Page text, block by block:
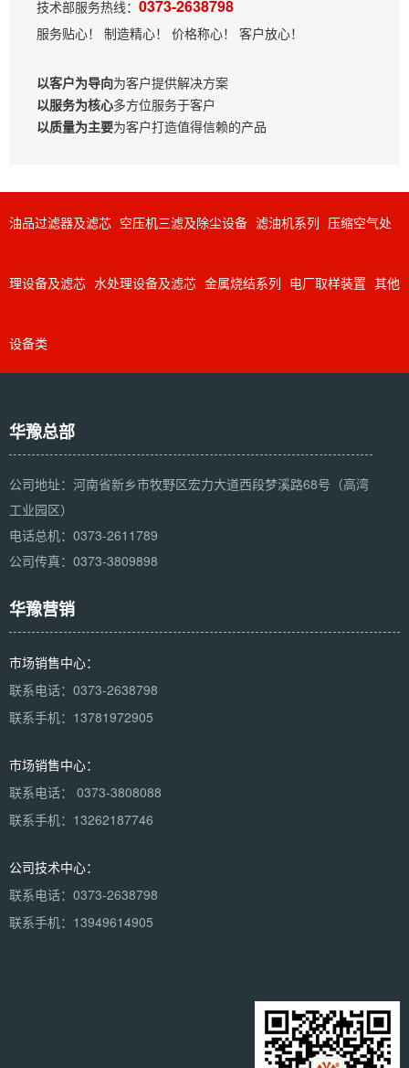
技术部服务热线： 0373-2638798
服务贴心！ 制造精心！ 价格称心！ 客户放心！
以客户为导向为客户提供解决方案
以服务为核心多方位服务于客户
以质量为主要为客户打造值得信赖的产品
油品过滤器及滤芯 空压机三滤及除尘设备 滤油机系列 压缩空气处
理设备及滤芯 水处理设备及滤芯 金属烧结系列 电厂取样装置 其他
设备类
华豫总部
公司地址：河南省新乡市牧野区宏力大道西段梦溪路68号（高湾
工业园区）
电话总机：0373-2611789
公司传真：0373-3809898
华豫营销
市场销售中心：
联系电话：0373-2638798
联系手机：13781972905
市场销售中心：
联系电话： 0373-3808088
联系手机：13262187746
公司技术中心：
联系电话：0373-2638798
联系手机：13949614905